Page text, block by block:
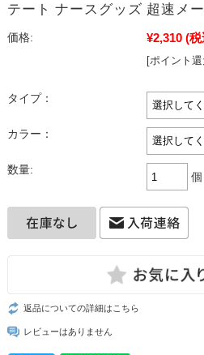
テート ナースグッズ 超速メ
価格: ¥2,310 (税
[ポイント
タイプ：
カラー：
数量:
個
返品についての詳細はこちら
レビューはありません